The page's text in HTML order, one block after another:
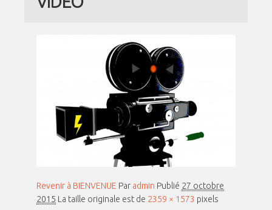
Revenir à BIENVENUE Par admin Publié 27 octobre
2015 La taille originale est de 2359 × 1573 pixels